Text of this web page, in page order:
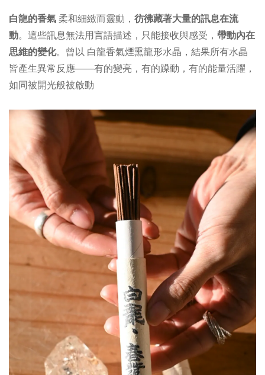
白龍的香氣柔和細緻而靈動， 彷彿藏著大量的訊息在流
動。這些訊息無法用言語描述，只能接收與感受， 帶動內在
思維的變化。曾以 白龍香氣煙熏龍形水晶，結果所有水晶
皆產生異常反應——有的變亮，有的躁動，有的能量活躍，
如同被開光般被啟動